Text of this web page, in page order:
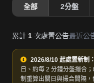
全部 2分盤
累計 1 次處置公告最近公
2026/8/10 起處置新制：
日、約每 2 分鐘分盤撮合
制重算出關日與撮合間隔